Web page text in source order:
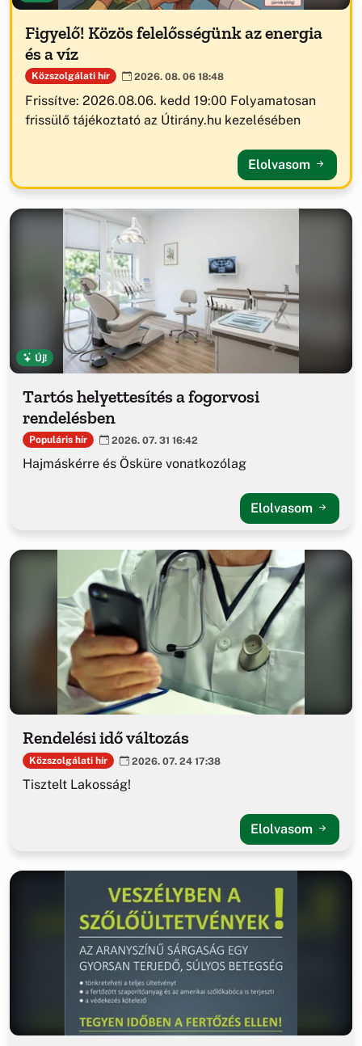
Figyelő! Közös felelősségünk az energia
és a víz
Közszolgálati hír 2026. 08. 06 18:48
Frissítve: 2026.08.06. kedd 19:00 Folyamatosan
frissülő tájékoztató az Útirány.hu kezelésében
Elolvasom
Új!
Tartós helyettesítés a fogorvosi
rendelésben
Populáris hír 2026. 07. 31 16:42
Hajmáskérre és Ösküre vonatkozólag
Elolvasom
Rendelési idő változás
Közszolgálati hír 2026. 07. 24 17:38
Tisztelt Lakosság!
Elolvasom